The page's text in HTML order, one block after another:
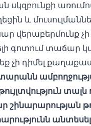
և
չի
գոտում տաճար
չի դիմել
տալն